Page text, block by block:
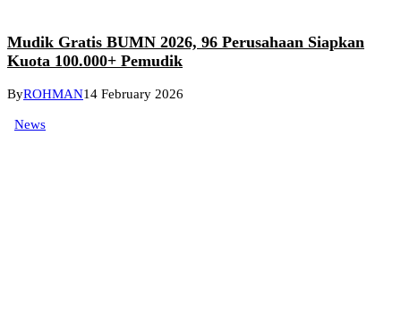
Mudik Gratis BUMN 2026, 96 Perusahaan Siapkan
Kuota 100.000+ Pemudik
ByROHMAN14 February 2026
News